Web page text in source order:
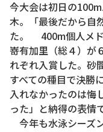
今大会は初日の
木。「最後だから自
た。 400m個人メド
嵜有加里（総４）が
れぞれ入賞した。砂
すべての種目で決勝
入れなかったのは悔
った」と納得の表情
今年も水泳シーズ